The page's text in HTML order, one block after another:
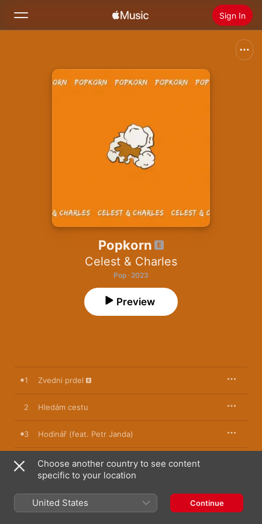
Sign In
Home
Install Apple Music
Popkorn
Celest & Charles
Pop · 2023
Preview
1 Zvedni prdel
2 Hledám cestu
3 Hodinář (feat. Petr Janda)
4
Vojtěch Polej)
6 Josefína ví to dnes
Choose another country to see content
specific to your location
United States Continue